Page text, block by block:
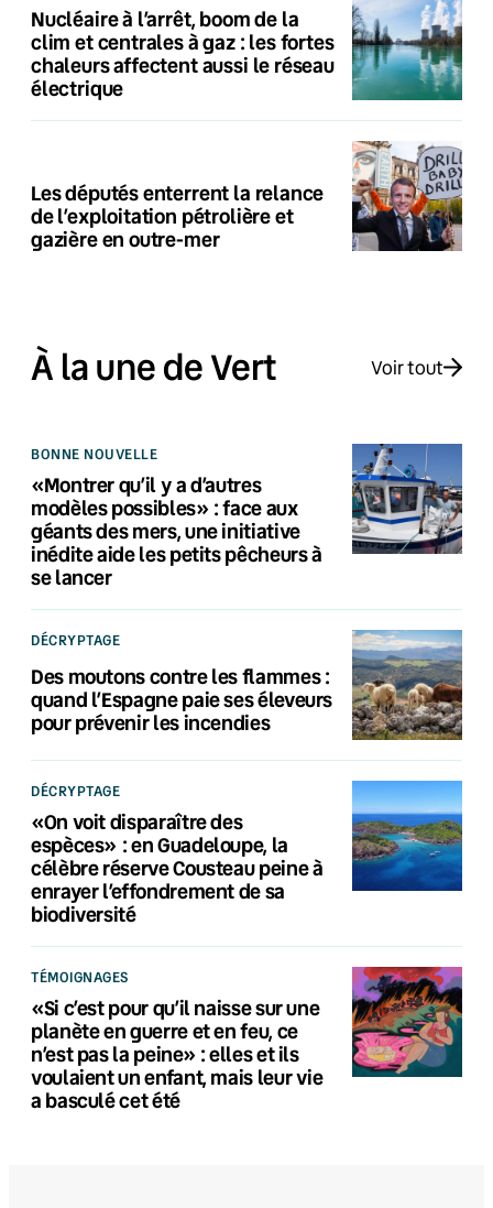
Nucléaire à l’arrêt, boom de la
clim et centrales à gaz : les fortes
chaleurs affectent aussi le réseau
électrique
Les députés enterrent la relance
de l’exploitation pétrolière et
gazière en outre-mer
À la une de Vert Voir tout
BONNE NOUVELLE
«Montrer qu’il y a d’autres
modèles possibles» : face aux
géants des mers, une initiative
inédite aide les petits pêcheurs à
se lancer
DÉCRYPTAGE
Des moutons contre les flammes :
quand l’Espagne paie ses éleveurs
pour prévenir les incendies
DÉCRYPTAGE
«On voit disparaître des
espèces» : en Guadeloupe, la
célèbre réserve Cousteau peine à
enrayer l’effondrement de sa
biodiversité
TÉMOIGNAGES
«Si c’est pour qu’il naisse sur une
planète en guerre et en feu, ce
n’est pas la peine» : elles et ils
voulaient un enfant, mais leur vie
a basculé cet été